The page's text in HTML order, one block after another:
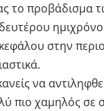
το προβάδισμα
στην
να
πιο χαμηλός